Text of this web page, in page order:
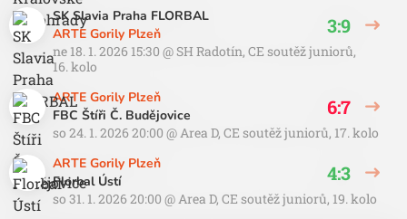
SK Slavia Praha FLORBAL
ARTE Gorily Plzeň
3:9
ne 18. 1. 2026 15:30 @ SH Radotín, CE soutěž juniorů,
16. kolo
ARTE Gorily Plzeň
FBC Štíři Č. Budějovice
6:7
so 24. 1. 2026 20:00 @Area D, CE soutěž juniorů, 17. kolo
ARTE Gorily Plzeň
Florbal Ústí
4:3
so 31. 1. 2026 20:00 @Area D, CE soutěž juniorů, 19. kolo